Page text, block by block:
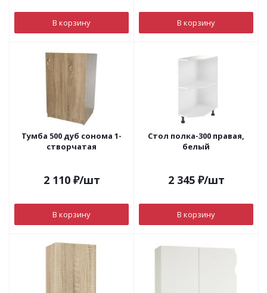
В корзину В корзину
Тумба 500 дуб сонома 1-
створчатая
2 110₽/шт
В корзину
Стол полка-300 правая,
белый
2 345₽/шт
В корзину